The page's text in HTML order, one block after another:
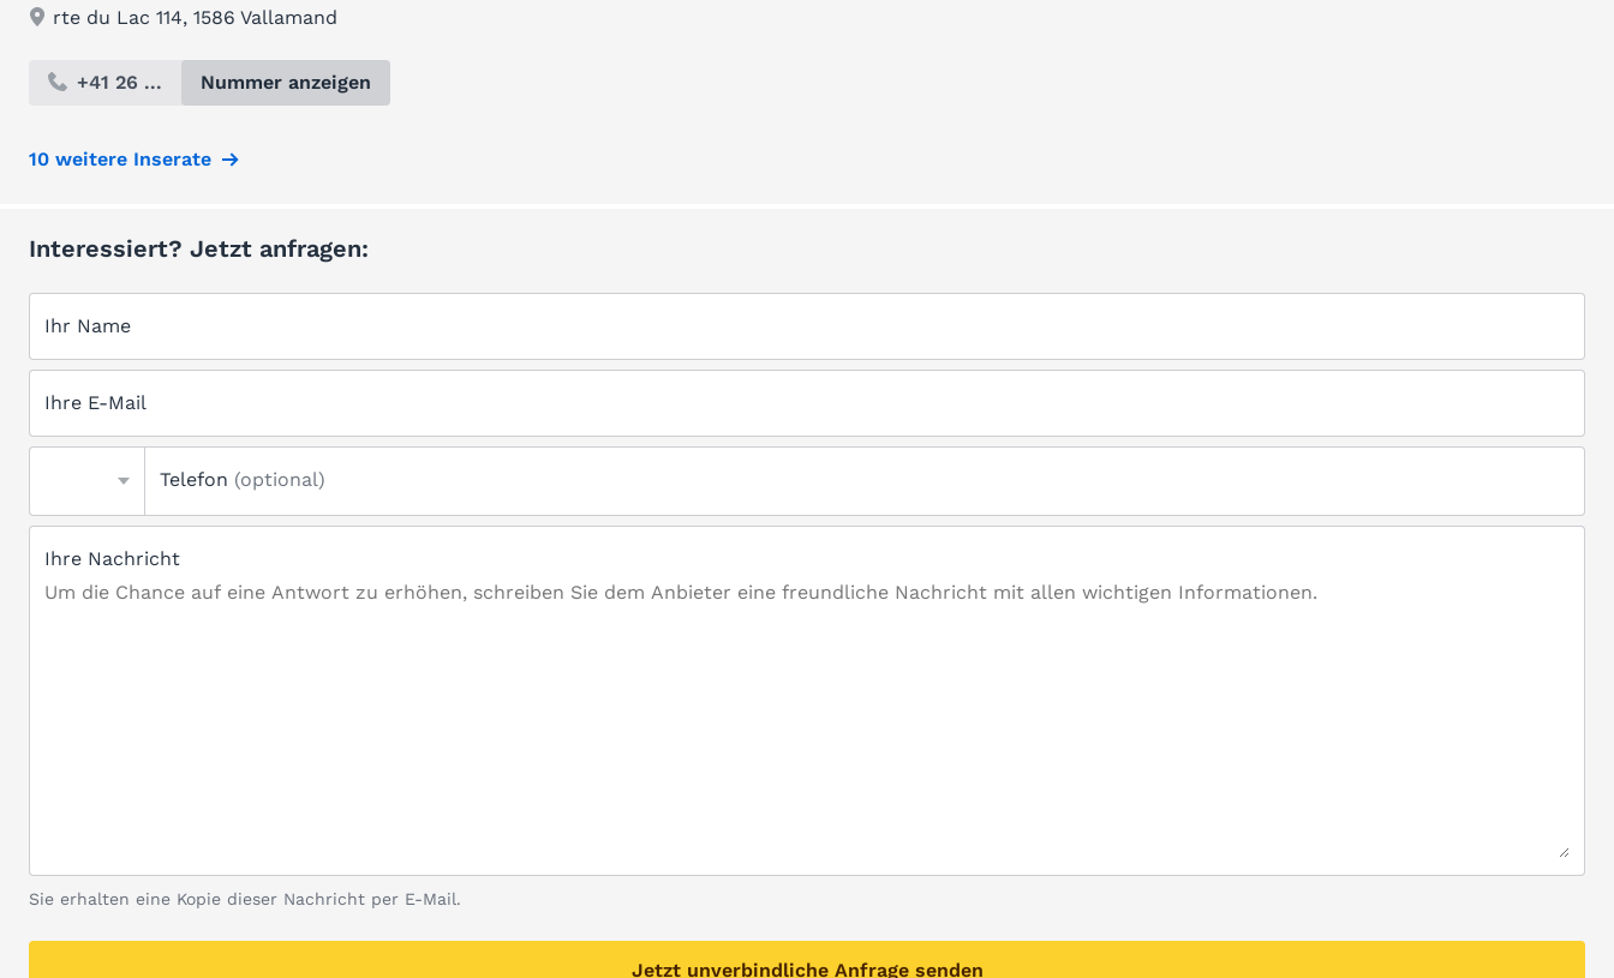
rte du Lac 114, 1586 Vallamand
+41 26 ... Nummer anzeigen
10 weitere Inserate
Interessiert? Jetzt anfragen:
Ihr Name
Ihre E-Mail
Telefon (optional)
Ihre Nachricht
Sie erhalten eine Kopie dieser Nachricht per E-Mail.
Jetzt unverbindliche Anfrage senden